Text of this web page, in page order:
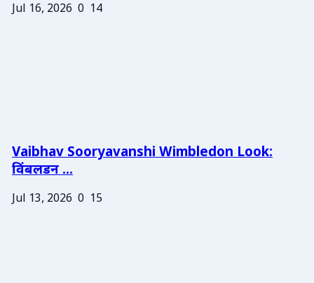
Jul 16, 2026 0 14
Vaibhav Sooryavanshi Wimbledon Look:
विंबलडन ...
Jul 13, 2026 0 15